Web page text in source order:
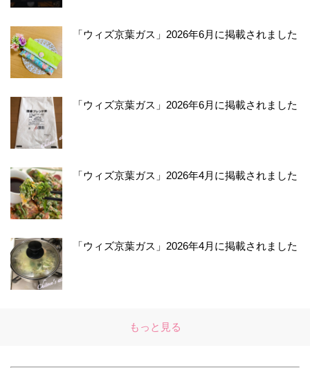
「ウィズ京葉ガス」2026年6月に掲載されました
「ウィズ京葉ガス」2026年6月に掲載されました
「ウィズ京葉ガス」2026年4月に掲載されました
「ウィズ京葉ガス」2026年4月に掲載されました
もっと見る